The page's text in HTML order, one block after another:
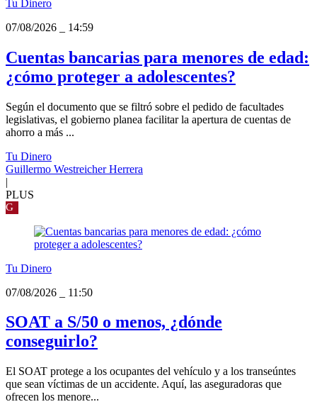
Tu Dinero
07/08/2026
14:59
Cuentas bancarias para menores de edad:
¿cómo proteger a adolescentes?
Según el documento que se filtró sobre el pedido de facultades
legislativas, el gobierno planea facilitar la apertura de cuentas de
ahorro a más ...
Tu Dinero
Guillermo Westreicher Herrera
|
PLUS
G
Tu Dinero
07/08/2026
11:50
SOAT a S/50 o menos, ¿dónde
conseguirlo?
El SOAT protege a los ocupantes del vehículo y a los transeúntes
que sean víctimas de un accidente. Aquí, las aseguradoras que
ofrecen los menore...